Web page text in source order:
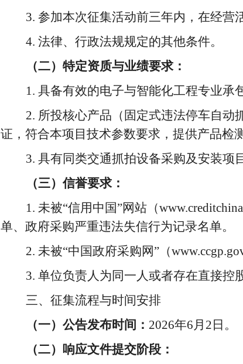
3. 参加本次征集活动前三年内，在经营
4. 法律、行政法规规定的其他条件。
（二）特定资质与业绩要求：
1. 具备有效的电子与智能化工程专业承
2. 所投核心产品（固定式违法停车自
证，符合本项目技术参数要求，提供产品检
3. 具有同类交通抓拍设备采购及安装项
（三）信誉要求：
1. 未被“信用中国”网站（
单、政府采购严重违法失信行为记录名单。
2. 未被“中国政府采购网”（
3. 单位负责人为同一人或者存在直接控
三、征集流程与时间安排
（一）公告发布时间： 2026年6月 2 日。
（二）响应文件提交阶段：